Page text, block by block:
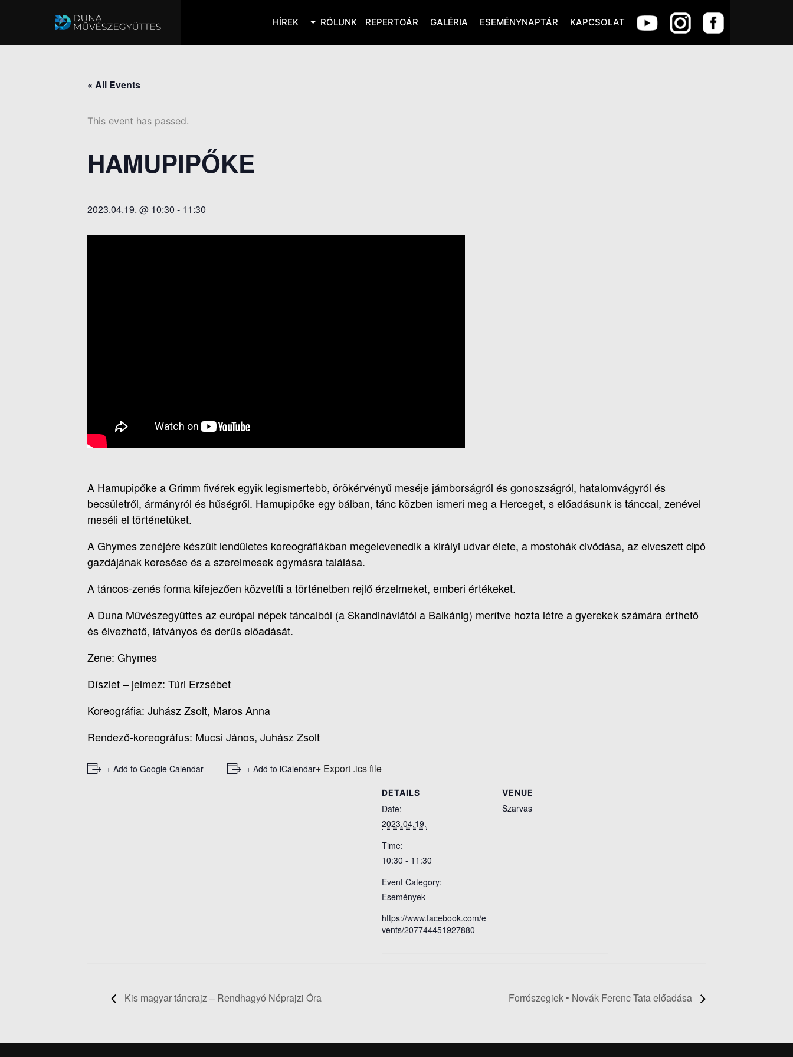
HÍREK RÓLUNK REPERTOÁR GALÉRIA ESEMÉNYNAPTÁR KAPCSOLAT
« All Events
This event has passed.
HAMUPIPŐKE
2023.04.19. @ 10:30 - 11:30
A Hamupipőke a Grimm fivérek egyik legismertebb, örökérvényű meséje jámborságról és gonoszságról, hatalomvágyról és
becsületről, ármányról és hűségről. Hamupipőke egy bálban, tánc közben ismeri meg a Herceget, s előadásunk is tánccal, zenével
meséli el történetüket.
A Ghymes zenéjére készült lendületes koreográfiákban megelevenedik a királyi udvar élete, a mostohák civódása, az elveszett cipő
gazdájának keresése és a szerelmesek egymásra találása.
A táncos-zenés forma kifejezően közvetíti a történetben rejlő érzelmeket, emberi értékeket.
A Duna Művészegyüttes az európai népek táncaiból (a Skandináviától a Balkánig) merítve hozta létre a gyerekek számára érthető
és élvezhető, látványos és derűs előadását.
Zene: Ghymes
Díszlet – jelmez: Túri Erzsébet
Koreográfia: Juhász Zsolt, Maros Anna
Rendező-koreográfus: Mucsi János, Juhász Zsolt
+ Add to Google Calendar + Add to iCalendar+ Export .ics file
DETAILS
Date:
2023.04.19.
Time:
10:30 - 11:30
Event Category:
Események
https://www.facebook.com/e
vents/207744451927880
VENUE
Szarvas
Kis magyar táncrajz – Rendhagyó Néprajzi Óra Forrószegiek • Novák Ferenc Tata előadása